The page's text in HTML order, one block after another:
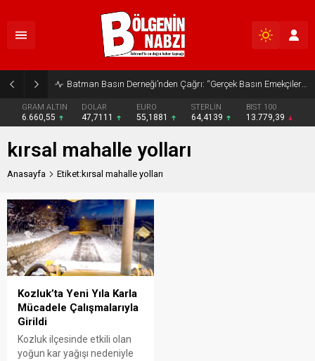
Batman Basın Derneği’nden Çağrı: “Gerçek Basın Emekçileri Desteklenmeli”
GRAM ALTIN
6.660,55
DOLAR
47,7111
EURO
55,1881
STERLİN
64,4139
BIST 100
13.779,39
kırsal mahalle yolları
Anasayfa Etiket:kırsal mahalle yolları
Kozluk’ta Yeni Yıla Karla
Mücadele Çalışmalarıyla
Girildi
Kozluk ilçesinde etkili olan
yoğun kar yağışı nedeniyle